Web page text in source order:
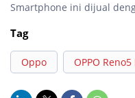
Smartphone ini dijual
Tag
Oppo OPPO Reno5